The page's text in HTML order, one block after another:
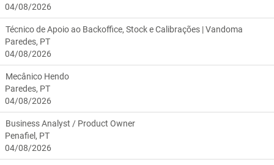
04/08/2026
Técnico de Apoio ao Backoffice, Stock e Calibrações | Vandoma
Paredes, PT
04/08/2026
Mecânico Hendo
Paredes, PT
04/08/2026
Business Analyst / Product Owner
Penafiel, PT
04/08/2026